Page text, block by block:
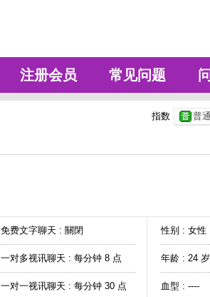
注册会员 常见问题
指数 普
免费文字聊天 : 關閉
一对多视讯聊天 : 每分钟 8 点
一对一视讯聊天 : 每分钟 30 点
性别 : 女性
年龄 : 24 岁
血型 : ----